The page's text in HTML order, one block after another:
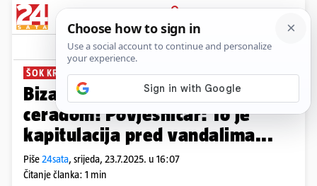
PRIJAVA
News Komentari
ŠOK KRAJ SAMOBORA PLUS+
Bizarno: Spomenik su sakrili
ceradom! Povjesničar: To je
kapitulacija pred vandalima...
Piše24sata, srijeda, 23.7.2025. u 16:07
Čitanje članka: 1 min